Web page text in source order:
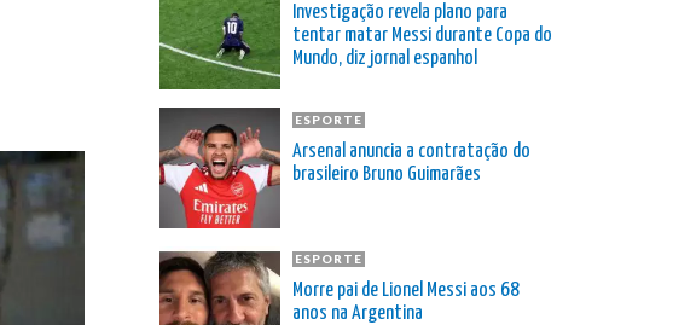
Investigação revela plano para
tentar matar Messi durante Copa do
Mundo, diz jornal espanhol
ESPORTE
Arsenal anuncia a contratação do
brasileiro Bruno Guimarães
ESPORTE
Morre pai de Lionel Messi aos 68
anos na Argentina